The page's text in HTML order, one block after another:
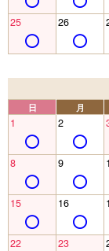
25 26
日 月
1 2
8 9
15 16
22 23